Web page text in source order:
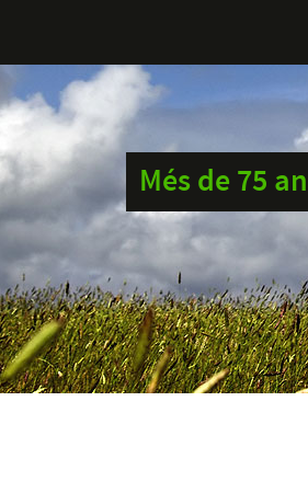
Més de 75